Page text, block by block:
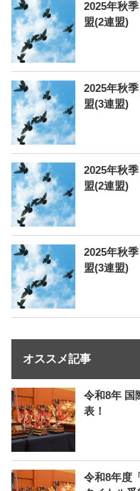
2025年秋
盟(2連盟)
2025年秋
盟(3連盟)
2025年秋
盟(2連盟)
2025年秋
盟(3連盟)
オススメ記事
令和8年
表！
令和8年度